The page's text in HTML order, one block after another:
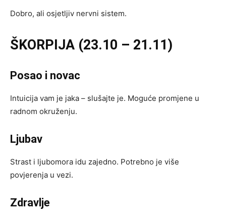
Dobro, ali osjetljiv nervni sistem.
ŠKORPIJA (23.10 – 21.11)
Posao i novac
Intuicija vam je jaka – slušajte je. Moguće promjene u
radnom okruženju.
Ljubav
Strast i ljubomora idu zajedno. Potrebno je više
povjerenja u vezi.
Zdravlje